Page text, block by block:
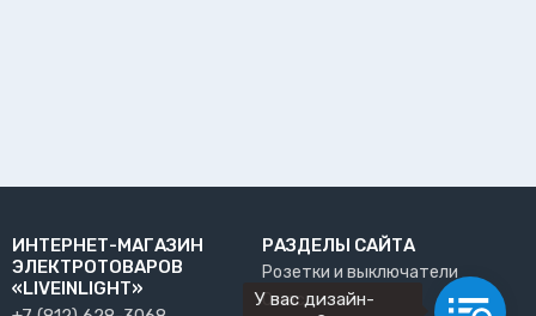
ИНТЕРНЕТ-МАГАЗИН
ЭЛЕКТРОТОВАРОВ
«LIVEINLIGHT»
РАЗДЕЛЫ САЙТА
Розетки и выключатели
О нас
У вас дизайн-